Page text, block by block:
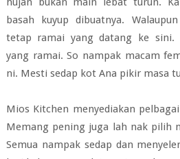
basah kuyup dibuatnya.
tetap ramai yang datang ke sini.
yang ramai. So nampak macam
ni. Mesti sedap kot Ana pikir masa
Mios Kitchen menyediakan
Memang pening juga lah nak pilih
Semua nampak sedap dan